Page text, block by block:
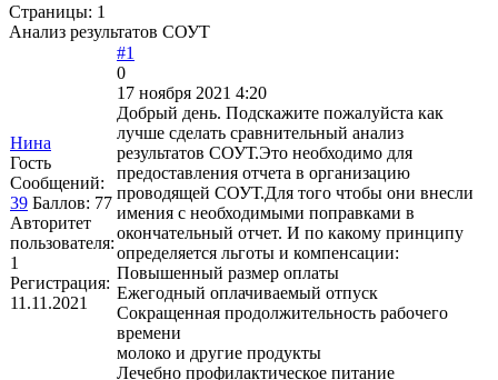
Страницы: 1
Анализ результатов СОУТ
Нина
Гость
Сообщений:
39 Баллов: 77
Авторитет
пользователя:
1
Регистрация:
11.11.2021
#1
0
17 ноября 2021 4:20
Добрый день. Подскажите пожалуйста как
лучше сделать сравнительный анализ
результатов СОУТ.Это необходимо для
предоставления отчета в организацию
проводящей СОУТ.Для того чтобы они внесли
имения с необходимыми поправками в
окончательный отчет. И по какому принципу
определяется льготы и компенсации:
Повышенный размер оплаты
Ежегодный оплачиваемый отпуск
Сокращенная продолжительность рабочего
времени
молоко и другие продукты
Лечебно профилактическое питание